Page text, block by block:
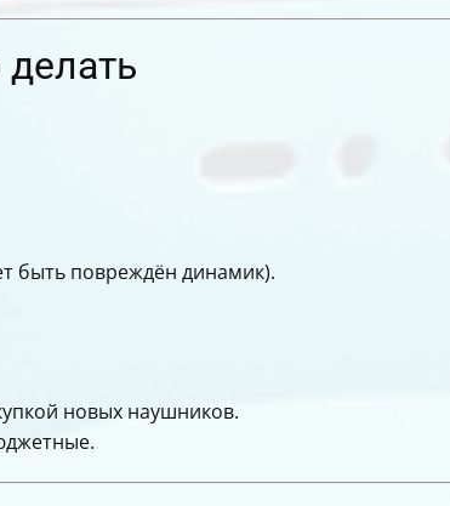
быть повреждён динамик).
новых наушников.